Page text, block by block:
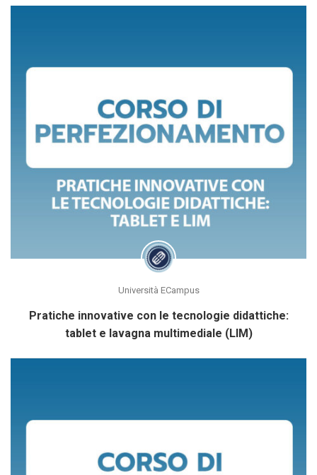
Università ECampus
Pratiche innovative con le tecnologie didattiche:
tablet e lavagna multimediale (LIM)